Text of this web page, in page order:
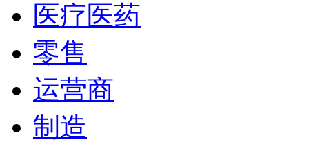
医疗医药
零售
运营商
制造